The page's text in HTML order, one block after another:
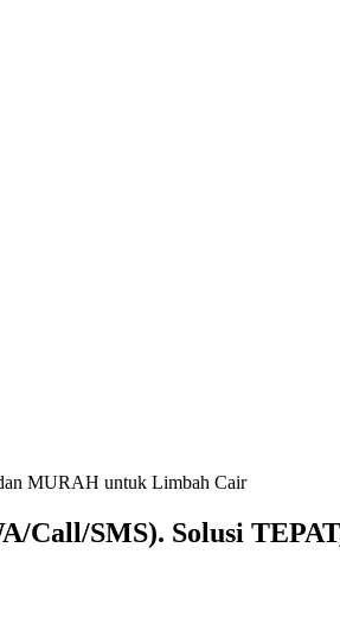
MURAH untuk Limbah Cair
Call/SMS). Solusi